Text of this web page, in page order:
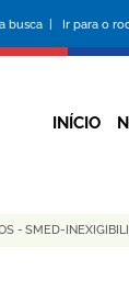
busca | Ir para o
INÍCIO
- SMED-